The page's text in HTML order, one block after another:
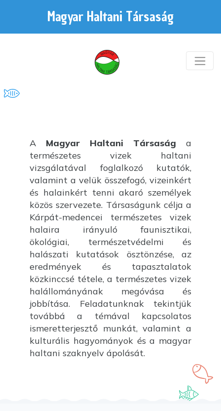
Magyar Haltani Társaság
A Magyar Haltani Társaság a
természetes vizek haltani
vizsgálatával foglalkozó kutatók,
valamint a velük összefogó, vizeinkért
és halainkért tenni akaró személyek
közös szervezete. Társaságunk célja a
Kárpát-medencei természetes vizek
halaira irányuló faunisztikai,
ökológiai, természetvédelmi és
halászati kutatások ösztönzése, az
eredmények és tapasztalatok
közkinccsé tétele, a természetes vizek
halállományának megóvása és
jobbítása. Feladatunknak tekintjük
továbbá a témával kapcsolatos
ismeretterjesztő munkát, valamint a
kulturális hagyományok és a magyar
haltani szaknyelv ápolását.